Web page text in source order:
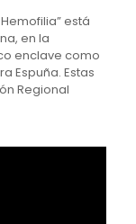
está
en la
enclave como
Espuña. Estas
Regional